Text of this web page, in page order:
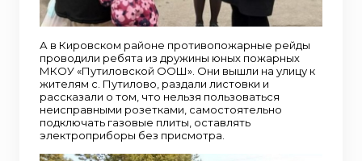
А в Кировском районе противопожарные рейды
проводили ребята из дружины юных пожарных
МКОУ «Путиловской ООШ». Они вышли на улицу к
жителям с. Путилово, раздали листовки и
рассказали о том, что нельзя пользоваться
неисправными розетками, самостоятельно
подключать газовые плиты, оставлять
электроприборы без присмотра.